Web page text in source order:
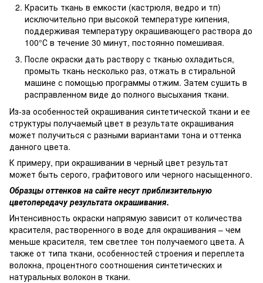
Красить ткань в емкости (кастрюля, ведро и тп)
исключительно при высокой температуре кипения,
поддерживая температуру окрашивающего раствора до
100°С в течение 30 минут, постоянно помешивая.
После окраски дать раствору с тканью охладиться,
промыть ткань несколько раз, отжать в стиральной
машине с помощью программы отжим. Затем сушить в
расправленном виде до полного высыхания ткани.
Из-за особенностей окрашивания синтетической ткани и ее
структуры получаемый цвет в результате окрашивания
может получиться с разными вариантами тона и оттенка
данного цвета.
К примеру, при окрашивании в черный цвет результат
может быть серого, графитового или черного насыщенного.
Образцы оттенков на сайте несут приблизительную
цветопередачу результата окрашивания.
Интенсивность окраски напрямую зависит от количества
красителя, растворенного в воде для окрашивания – чем
меньше красителя, тем светлее тон получаемого цвета. А
также от типа ткани, особенностей строения и переплета
волокна, процентного соотношения синтетических и
натуральных волокон в ткани.